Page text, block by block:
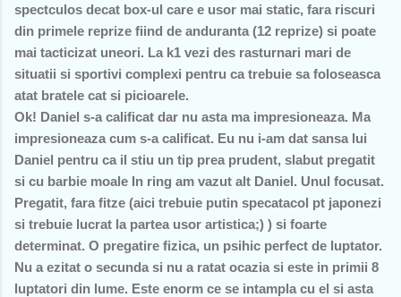
spectculos decat box-ul care e usor mai static, fara riscuri
din primele reprize fiind de anduranta (12 reprize) si poate
mai tacticizat uneori. La k1 vezi des rasturnari mari de
situatii si sportivi complexi pentru ca trebuie sa foloseasca
atat bratele cat si picioarele.
Ok! Daniel s-a calificat dar nu asta ma impresioneaza. Ma
impresioneaza cum s-a calificat. Eu nu i-am dat sansa lui
Daniel pentru ca il stiu un tip prea prudent, slabut pregatit
si cu barbie moale In ring am vazut alt Daniel. Unul focusat.
Pregatit, fara fitze (aici trebuie putin specatacol pt japonezi
si trebuie lucrat la partea usor artistica;) ) si foarte
determinat. O pregatire fizica, un psihic perfect de luptator.
Nu a ezitat o secunda si nu a ratat ocazia si este in primii 8
luptatori din lume. Este enorm ce se intampla cu el si asta